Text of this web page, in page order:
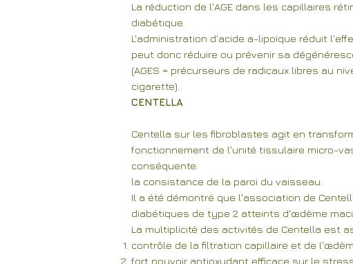
La réduction de l'AGE dans les capillaires
diabétique.
L'administration d'acide a-lipoïque réduit
peut donc réduire ou prévenir sa
(AGES = précurseurs de radicaux libres au
cigarette).
CENTELLA
Centella sur les fibroblastes agit en
fonctionnement de l'unité tissulaire micro-
conséquente.
la consistance de la paroi du vaisseau.
Il a été démontré que l'association de
diabétiques de type 2 atteints d'œdème
La multiplicité des activités de Centella est
contrôle de la filtration capillaire et de
fort pouvoir antioxydant efficace sur le